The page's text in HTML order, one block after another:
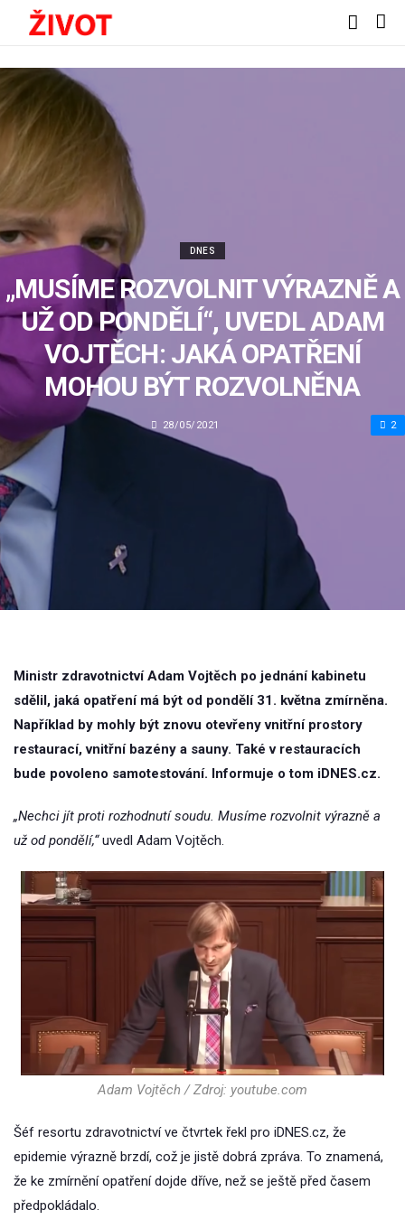
DNES
„MUSÍME ROZVOLNIT VÝRAZNĚ A
UŽ OD PONDĚLÍ“, UVEDL ADAM
VOJTĚCH: JAKÁ OPATŘENÍ
MOHOU BÝT ROZVOLNĚNA
28/05/2021 2
Ministr zdravotnictví Adam Vojtěch po jednání kabinetu
sdělil, jaká opatření má být od pondělí 31. května zmírněna.
Například by mohly být znovu otevřeny vnitřní prostory
restaurací, vnitřní bazény a sauny. Také v restauracích
bude povoleno samotestování. Informuje o tom iDNES.cz.
„Nechci jít proti rozhodnutí soudu. Musíme rozvolnit výrazně a
už od pondělí,“uvedl Adam Vojtěch.
Adam Vojtěch / Zdroj: youtube.com
Šéf resortu zdravotnictví ve čtvrtek řekl pro iDNES.cz, že
epidemie výrazně brzdí, což je jistě dobrá zpráva. To znamená,
že ke zmírnění opatření dojde dříve, než se ještě před časem
předpokládalo.